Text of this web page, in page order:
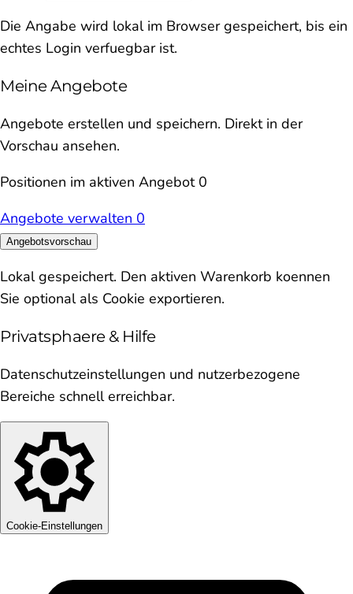
Die Angabe wird lokal im Browser gespeichert, bis ein
echtes Login verfuegbar ist.
Meine Angebote
Angebote erstellen und speichern. Direkt in der
Vorschau ansehen.
Positionen im aktiven Angebot 0
Angebote verwalten 0
Angebotsvorschau
Lokal gespeichert. Den aktiven Warenkorb koennen
Sie optional als Cookie exportieren.
Privatsphaere & Hilfe
Datenschutzeinstellungen und nutzerbezogene
Bereiche schnell erreichbar.
Cookie-Einstellungen